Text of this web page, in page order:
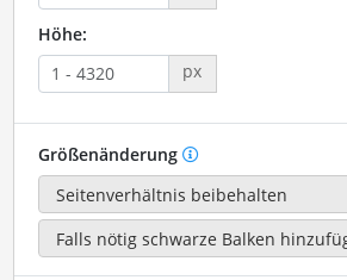
Höhe:
px
Größenänderung